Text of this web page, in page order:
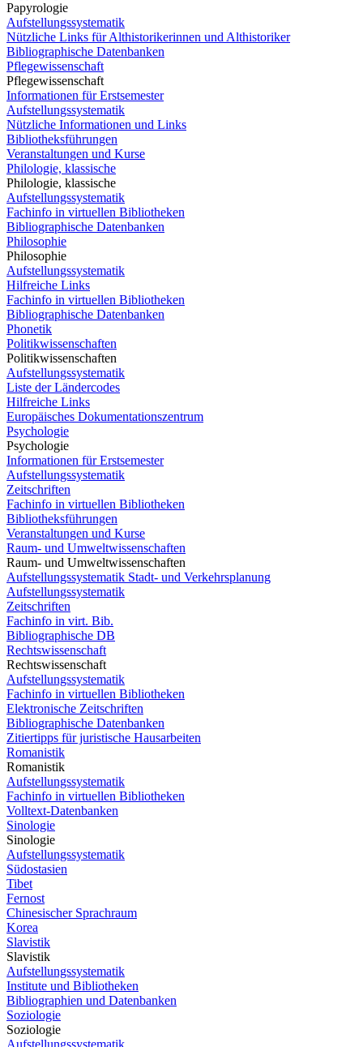
Papyrologie
Aufstellungssystematik
Nützliche Links für Althistorikerinnen und Althistoriker
Bibliographische Datenbanken
Pflegewissenschaft
Pflegewissenschaft
Informationen für Erstsemester
Aufstellungssystematik
Nützliche Informationen und Links
Bibliotheksführungen
Veranstaltungen und Kurse
Philologie, klassische
Philologie, klassische
Aufstellungssystematik
Fachinfo in virtuellen Bibliotheken
Bibliographische Datenbanken
Philosophie
Philosophie
Aufstellungssystematik
Hilfreiche Links
Fachinfo in virtuellen Bibliotheken
Bibliographische Datenbanken
Phonetik
Politikwissenschaften
Politikwissenschaften
Aufstellungssystematik
Liste der Ländercodes
Hilfreiche Links
Europäisches Dokumentationszentrum
Psychologie
Psychologie
Informationen für Erstsemester
Aufstellungssystematik
Zeitschriften
Fachinfo in virtuellen Bibliotheken
Bibliotheksführungen
Veranstaltungen und Kurse
Raum- und Umweltwissenschaften
Raum- und Umweltwissenschaften
Aufstellungssystematik Stadt- und Verkehrsplanung
Aufstellungssystematik
Zeitschriften
Fachinfo in virt. Bib.
Bibliographische DB
Rechtswissenschaft
Rechtswissenschaft
Aufstellungssystematik
Fachinfo in virtuellen Bibliotheken
Elektronische Zeitschriften
Bibliographische Datenbanken
Zitiertipps für juristische Hausarbeiten
Romanistik
Romanistik
Aufstellungssystematik
Fachinfo in virtuellen Bibliotheken
Volltext-Datenbanken
Sinologie
Sinologie
Aufstellungssystematik
Südostasien
Tibet
Fernost
Chinesischer Sprachraum
Korea
Slavistik
Slavistik
Aufstellungssystematik
Institute und Bibliotheken
Bibliographien und Datenbanken
Soziologie
Soziologie
Aufstellungssystematik